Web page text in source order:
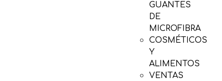
GUANTES
DE
MICROFIBRA
COSMÉTICOS
Y
ALIMENTOS
VENTAS